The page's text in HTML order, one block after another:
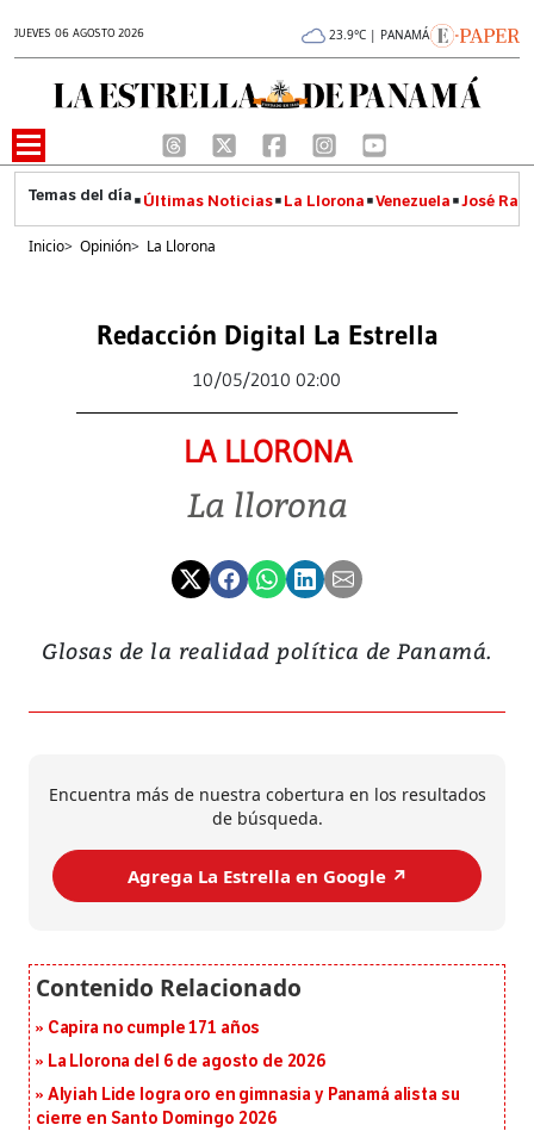
JUEVES 06 AGOSTO 2026 23.9°C | PANAMÁ
Últimas Noticias La Llorona Venezuela José
Inicio> Opinión> La Llorona
Redacción Digital La Estrella
10/05/2010 02:00
LA LLORONA
La llorona
Glosas de la realidad política de Panamá.
Encuentra más de nuestra cobertura en los resultados
de búsqueda.
Agrega La Estrella en Google ↗️
Capira no cumple 171 años
La Llorona del 6 de agosto de 2026
Alyiah Lide logra oro en gimnasia y Panamá alista su
cierre en Santo Domingo 2026